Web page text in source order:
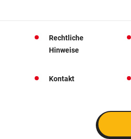
Rechtliche
Hinweise
Kontakt